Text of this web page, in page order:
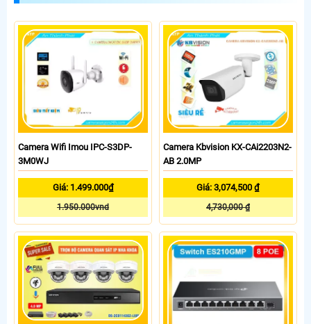
Camera Wifi Imou IPC-S3DP-
3M0WJ
Giá: 1.499.000₫
1.950.000vnd
Camera Kbvision KX-CAi2203N2-
AB 2.0MP
Giá: 3,074,500 ₫
4,730,000 ₫